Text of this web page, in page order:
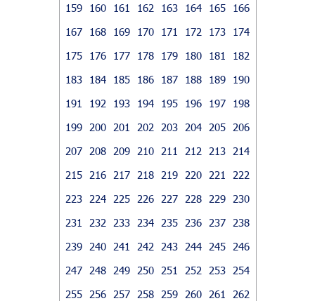
159
160 161 162 163 164 165
166
167
168 169 170 171 172 173
174
175
176 177 178 179 180 181
182
183
184 185 186 187 188 189
190
191
192 193 194 195 196 197
198
199
200 201 202 203 204 205
206
207
208 209 210 211 212 213
214
215
216 217 218 219 220 221
222
223
224 225 226 227 228 229
230
231
232 233 234 235 236 237
238
239
240 241 242 243 244 245
246
247
248 249 250 251 252 253
254
255
256 257 258 259 260 261
262